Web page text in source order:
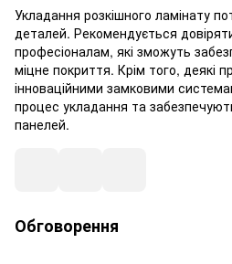
Укладання розкішного ламінату
деталей. Рекомендується
професіоналам, які зможуть
міцне покриття. Крім того, деякі
інноваційними замковими
процес укладання та
панелей.
Обговорення